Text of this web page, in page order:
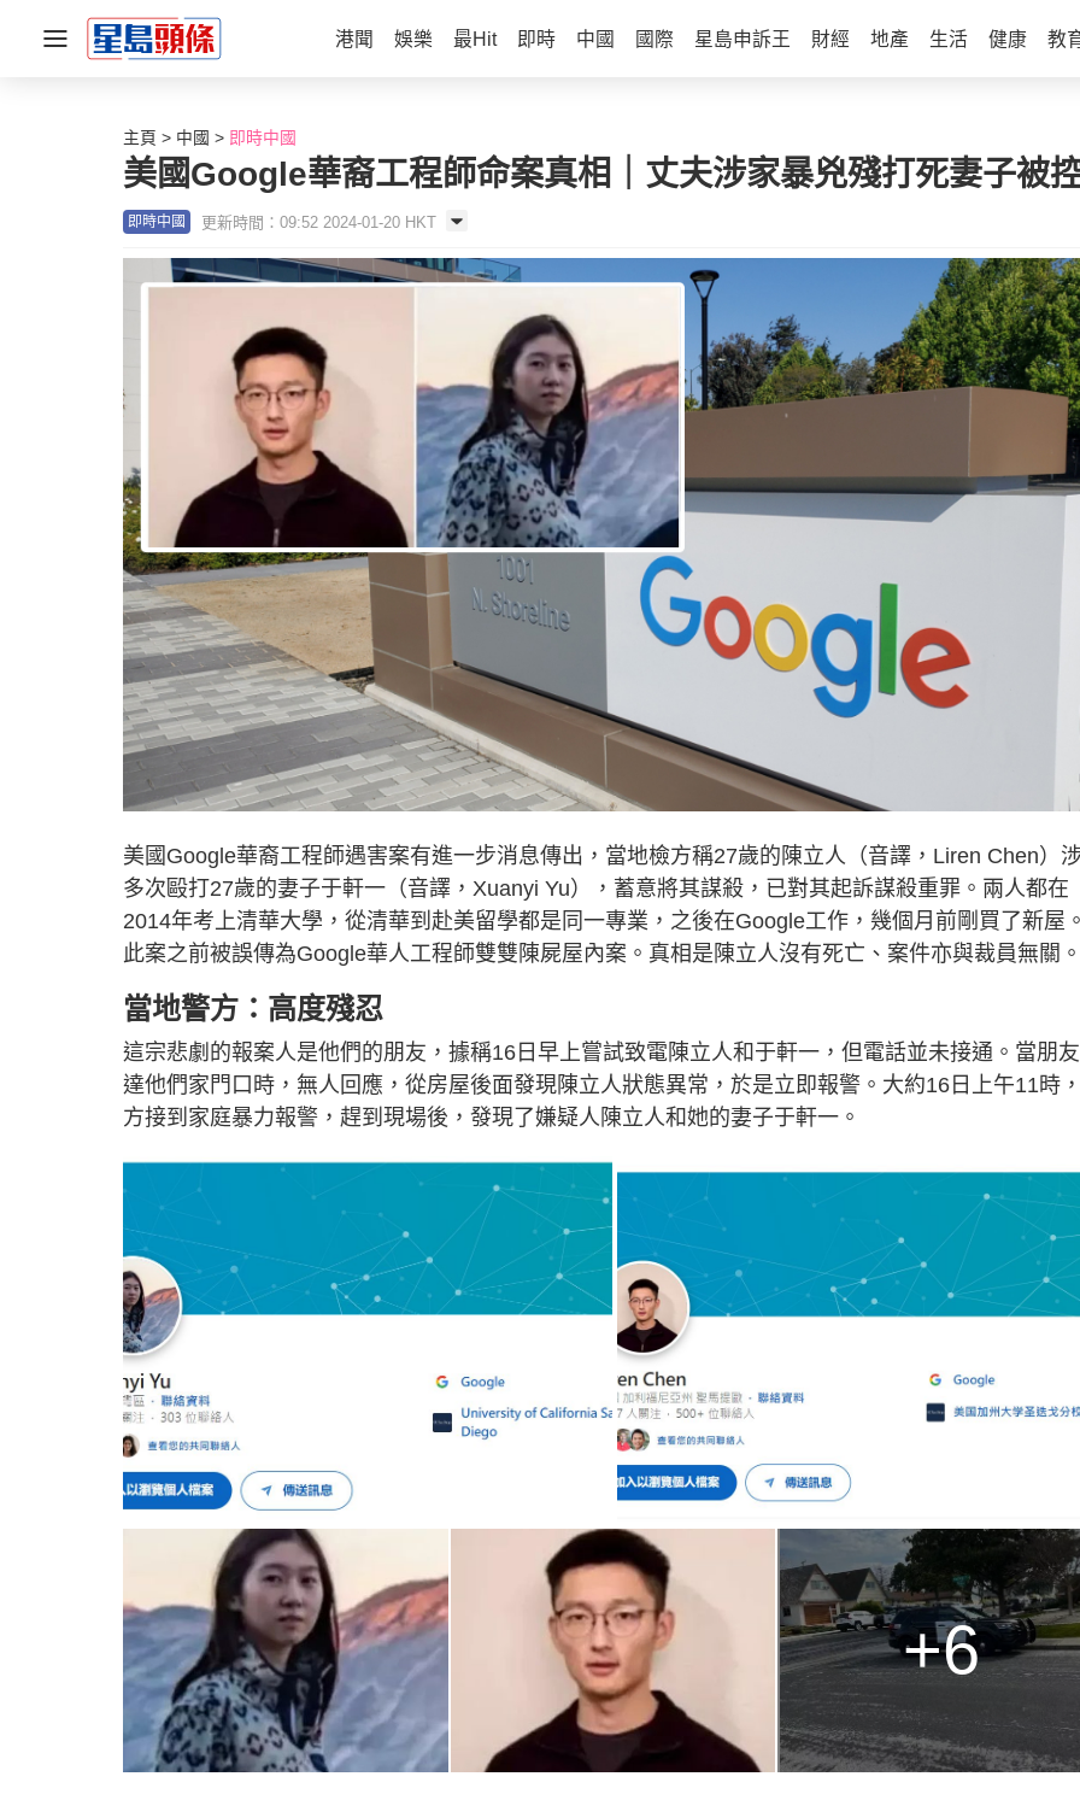
港聞 娛樂 最Hit 即時 中國 國際 星島申訴王 財經 地產 生活 健康 教
主頁 中國 即時中國
美國Google華裔工程師命案真相｜丈夫涉家暴兇殘打死妻子被
即時中國 更新時間：09:52 2024-01-20 HKT
美國Google華裔工程師遇害案有進一步消息傳出，當地檢方稱27歲的陳立人（音譯，Liren Chen）
多次毆打27歲的妻子于軒一（音譯，Xuanyi Yu），蓄意將其謀殺，已對其起訴謀殺重罪。兩人都在
2014年考上清華大學，從清華到赴美留學都是同一專業，之後在Google工作，幾個月前剛買了新屋
此案之前被誤傳為Google華人工程師雙雙陳屍屋內案。真相是陳立人沒有死亡、案件亦與裁員無關
當地警方：高度殘忍
這宗悲劇的報案人是他們的朋友，據稱16日早上嘗試致電陳立人和于軒一，但電話並未接通。當朋
達他們家門口時，無人回應，從房屋後面發現陳立人狀態異常，於是立即報警。大約16日上午11時
方接到家庭暴力報警，趕到現場後，發現了嫌疑人陳立人和她的妻子于軒一。
+6